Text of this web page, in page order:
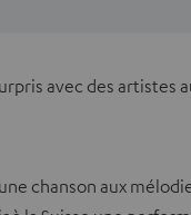
avec des artistes
chanson aux